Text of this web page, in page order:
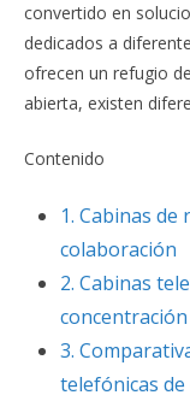
convertido en
dedicados a
ofrecen un refugio
abierta, existen
Contenido
1. Cabinas de
colaboración
2. Cabinas
3.
telefónicas de